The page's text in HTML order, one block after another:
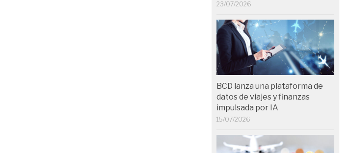
23/07/2026
BCD lanza una plataforma de
datos de viajes y finanzas
impulsada por IA
15/07/2026